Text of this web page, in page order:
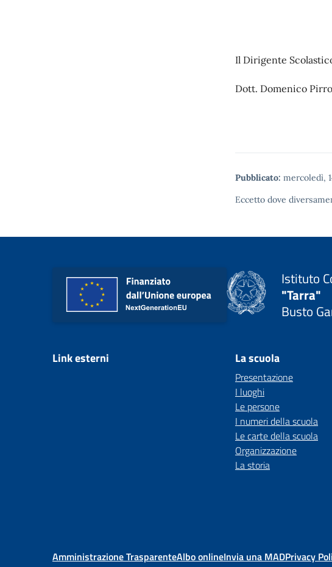
Il Dirigente
Dott. Domenico
Pubblicato: mercoledì,
Eccetto dove
Istituto
"Tarra"
Busto
Link esterni La scuola
Presentazione
I luoghi
Le persone
I numeri della scuola
Le carte della scuola
Organizzazione
La storia
Amministrazione TrasparenteAlbo onlineInvia una MADPrivacy